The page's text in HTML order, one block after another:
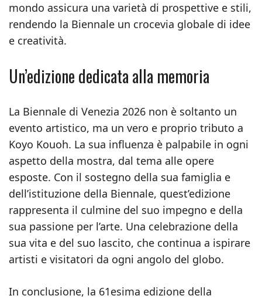
mondo assicura una varietà di prospettive e stili,
rendendo la Biennale un crocevia globale di idee
e creatività.
Un’edizione dedicata alla memoria
La Biennale di Venezia 2026 non è soltanto un
evento artistico, ma un vero e proprio tributo a
Koyo Kouoh. La sua influenza è palpabile in ogni
aspetto della mostra, dal tema alle opere
esposte. Con il sostegno della sua famiglia e
dell’istituzione della Biennale, quest’edizione
rappresenta il culmine del suo impegno e della
sua passione per l’arte. Una celebrazione della
sua vita e del suo lascito, che continua a ispirare
artisti e visitatori da ogni angolo del globo.
In conclusione, la 61esima edizione della